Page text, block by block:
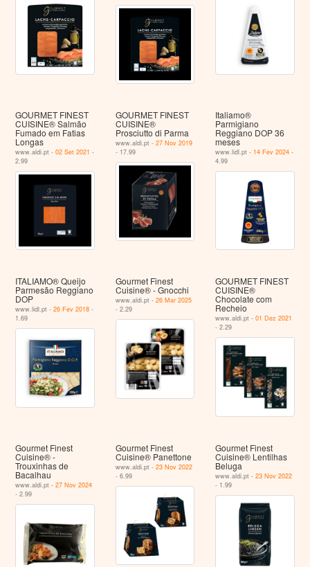
GOURMET FINEST
CUISINE® Salmão
Fumado em Fatias
Longas
www.aldi.pt -02 Set 2021 -
2.99
GOURMET FINEST
CUISINE®
Prosciutto di Parma
www.aldi.pt - 27 Nov 2019
- 17.99
Italiamo®
Parmigiano
Reggiano DOP 36
meses
www.lidl.pt - 14 Fev 2024 -
4.99
ITALIAMO® Queijo
Parmesão Reggiano
DOP
www.lidl.pt -26 Fev 2018 -
1.69
Gourmet Finest
Cuisine® - Gnocchi
www.aldi.pt - 26 Mar 2025
- 2.29
GOURMET FINEST
CUISINE®
Chocolate com
Recheio
www.aldi.pt -01 Dez 2021
- 2.29
Gourmet Finest
Cuisine® -
Trouxinhas de
Bacalhau
www.aldi.pt -27 Nov 2024
- 2.99
Gourmet Finest
Cuisine® Panettone
www.aldi.pt - 23 Nov 2022
- 6.99
Gourmet Finest
Cuisine® Lentilhas
Beluga
www.aldi.pt -23 Nov 2022
- 1.99